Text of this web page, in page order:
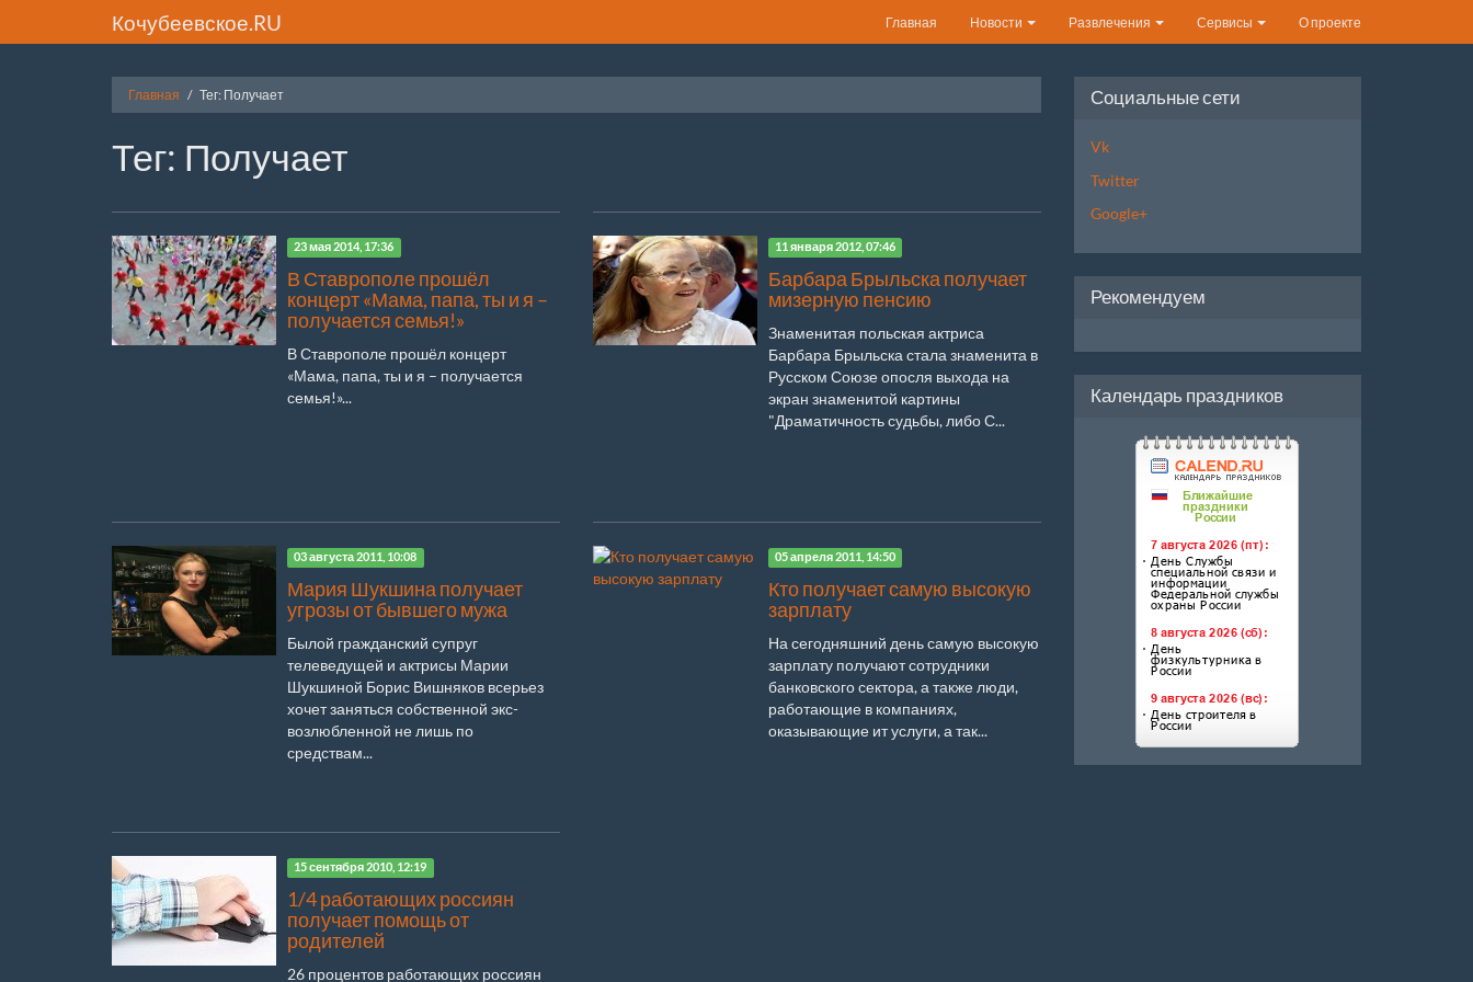
Кочубеевское.RU Главная Новости Развлечения Сервисы О проекте
Главная Тег: Получает
Тег: Получает
23 мая 2014, 17:36
В Ставрополе прошёл
концерт «Мама, папа, ты и я –
получается семья!»
В Ставрополе прошёл концерт
«Мама, папа, ты и я – получается
семья!»...
11 января 2012, 07:46
Барбара Брыльска получает
мизерную пенсию
Знаменитая польская актриса
Барбара Брыльска стала знаменита в
Русском Союзе опосля выхода на
экран знаменитой картины
"Драматичность судьбы, либо С...
03 августа 2011, 10:08
Мария Шукшина получает
угрозы от бывшего мужа
Былой гражданский супруг
телеведущей и актрисы Марии
Шукшиной Борис Вишняков всерьез
хочет заняться собственной экс-
возлюбленной не лишь по
средствам...
05 апреля 2011, 14:50
Кто получает самую высокую
зарплату
На сегодняшний день самую высокую
зарплату получают сотрудники
банковского сектора, а также люди,
работающие в компаниях,
оказывающие ит услуги, а так...
15 сентября 2010, 12:19
1/4 работающих россиян
получает помощь от
родителей
26 процентов работающих россиян
Социальные сети
Vk
Twitter
Google+
Рекомендуем
Календарь праздников